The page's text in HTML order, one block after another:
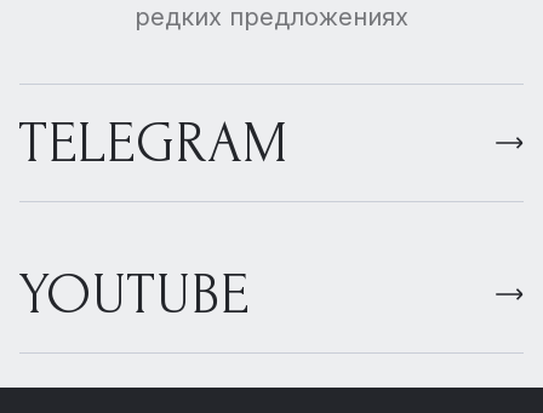
редких предложениях
TELEGRAM
YOUTUBE